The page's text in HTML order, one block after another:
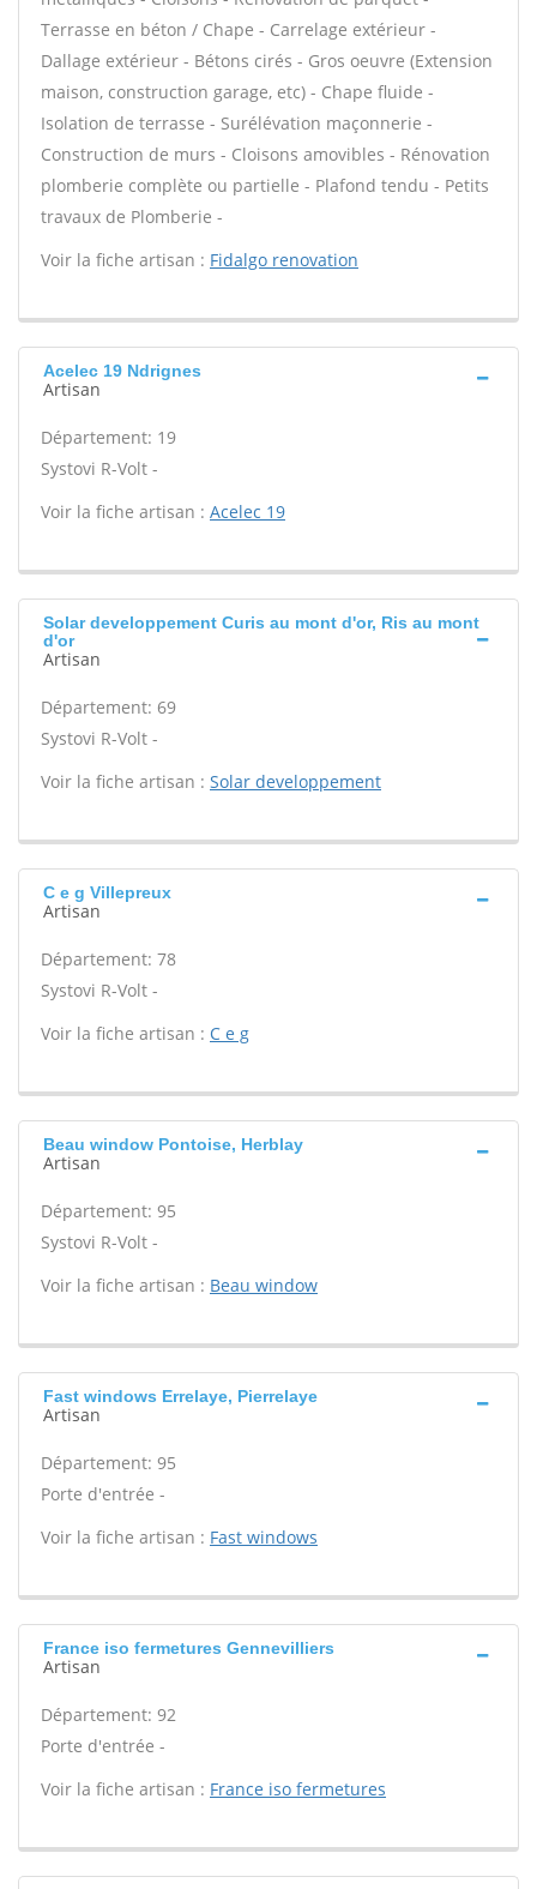
Terrasse en béton / Chape - Carrelage extérieur -
Dallage extérieur - Bétons cirés - Gros oeuvre (Extension
maison, construction garage, etc) - Chape fluide -
Isolation de terrasse - Surélévation maçonnerie -
Construction de murs - Cloisons amovibles - Rénovation
plomberie complète ou partielle - Plafond tendu - Petits
travaux de Plomberie -
Voir la fiche artisan : Fidalgo renovation
Acelec 19 Ndrignes
Artisan
Département: 19
Systovi R-Volt -
Voir la fiche artisan : Acelec 19
Solar developpement Curis au mont d'or, Ris au mont
d'or
Artisan
Département: 69
Systovi R-Volt -
Voir la fiche artisan : Solar developpement
C e g Villepreux
Artisan
Département: 78
Systovi R-Volt -
Voir la fiche artisan : C e g
Beau window Pontoise, Herblay
Artisan
Département: 95
Systovi R-Volt -
Voir la fiche artisan : Beau window
Fast windows Errelaye, Pierrelaye
Artisan
Département: 95
Porte d'entrée -
Voir la fiche artisan : Fast windows
France iso fermetures Gennevilliers
Artisan
Département: 92
Porte d'entrée -
Voir la fiche artisan : France iso fermetures